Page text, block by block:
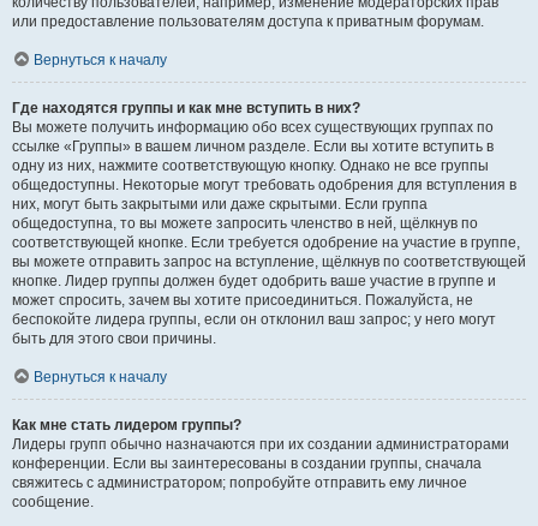
или предоставление пользователям доступа к приватным форумам.
Вернуться к началу
Где находятся группы и как мне вступить в них?
Вы можете получить информацию обо всех существующих группах по
ссылке «Группы» в вашем личном разделе. Если вы хотите вступить в
одну из них, нажмите соответствующую кнопку. Однако не все группы
общедоступны. Некоторые могут требовать одобрения для вступления в
них, могут быть закрытыми или даже скрытыми. Если группа
общедоступна, то вы можете запросить членство в ней, щёлкнув по
соответствующей кнопке. Если требуется одобрение на участие в группе,
вы можете отправить запрос на вступление, щёлкнув по соответствующей
кнопке. Лидер группы должен будет одобрить ваше участие в группе и
может спросить, зачем вы хотите присоединиться. Пожалуйста, не
беспокойте лидера группы, если он отклонил ваш запрос; у него могут
быть для этого свои причины.
Вернуться к началу
Как мне стать лидером группы?
Лидеры групп обычно назначаются при их создании администраторами
конференции. Если вы заинтересованы в создании группы, сначала
свяжитесь с администратором; попробуйте отправить ему личное
сообщение.